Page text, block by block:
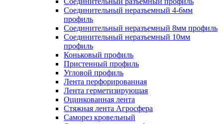
Соединительный неразъемный 4-6мм
профиль
Соединительный неразъемный 8мм профиль
Соединительный неразъемный 10мм
профиль
Коньковый профиль
Пристенный профиль
Угловой профиль
Лента перфорированная
Лента герметизирующая
Оцинкованная лента
Стяжная лента Агросфера
Саморез кровельный